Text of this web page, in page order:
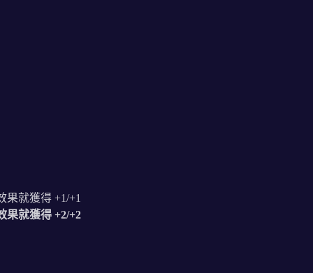
就獲得 +1/+1
果就獲得 +2/+2